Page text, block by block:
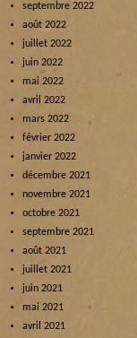
septembre 2022
août 2022
juillet 2022
juin 2022
mai 2022
avril 2022
mars 2022
février 2022
janvier 2022
décembre 2021
novembre 2021
octobre 2021
septembre 2021
août 2021
juillet 2021
juin 2021
mai 2021
avril 2021